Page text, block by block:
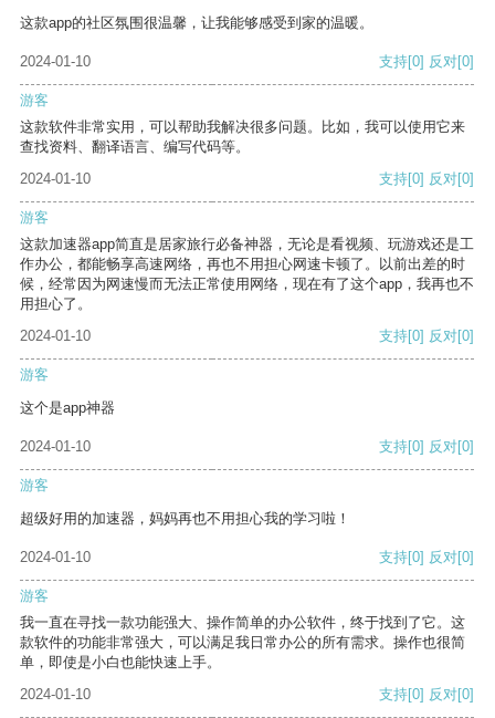
这款app的社区氛围很温馨，让我能够感受到家的温暖。
2024-01-10 支持[0] 反对[0]
游客
这款软件非常实用，可以帮助我解决很多问题。比如，我可以使用它来
查找资料、翻译语言、编写代码等。
2024-01-10
支持[0] 反对[0]
游客
这款加速器app简直是居家旅行必备神器，无论是看视频、玩游戏还是工
作办公，都能畅享高速网络，再也不用担心网速卡顿了。以前出差的时
候，经常因为网速慢而无法正常使用网络，现在有了这个app，我再也不
用担心了。
2024-01-10
支持[0] 反对[0]
游客
这个是app神器
2024-01-10 支持[0] 反对[0]
游客
超级好用的加速器，妈妈再也不用担心我的学习啦！
2024-01-10 支持[0] 反对[0]
游客
我一直在寻找一款功能强大、操作简单的办公软件，终于找到了它。这
款软件的功能非常强大，可以满足我日常办公的所有需求。操作也很简
单，即使是小白也能快速上手。
2024-01-10
支持[0] 反对[0]